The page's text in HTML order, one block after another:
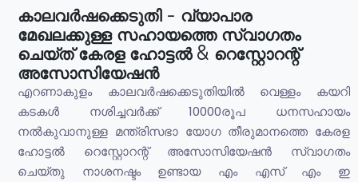
കാലവർഷക്കെടുതി - വ്യാപാര
മേഖലക്കുള്ള സഹായത്തെ സ്വാഗതം
ചെയ്ത് കേരള ഹോട്ടൽ & റെസ്റ്റോറന്റ്
അസോസിയേഷൻ
എറണാകുളം കാലവർഷക്കെടുതിയിൽ വെള്ളം കയറി
കടകൾ നശിച്ചവർക്ക് 10000രൂപ ധനസഹായം
നൽകുവാനുള്ള മന്ത്രിസഭാ യോഗ തീരുമാനത്തെ കേരള
ഹോട്ടൽ റെസ്റ്റോറന്റ് അസോസിയേഷൻ സ്വാഗതം
ചെയ്തു നാശനഷ്ടം ഉണ്ടായ എം എസ് എം ഇ